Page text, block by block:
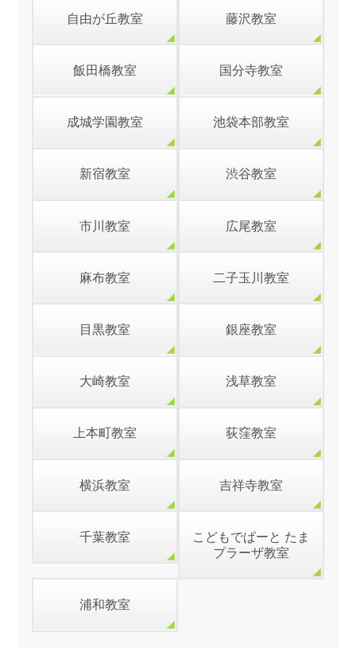
自由が丘教室 藤沢教室
飯田橋教室 国分寺教室
成城学園教室 池袋本部教室
新宿教室 渋谷教室
市川教室 広尾教室
麻布教室 二子玉川教室
目黒教室 銀座教室
大崎教室 浅草教室
上本町教室 荻窪教室
横浜教室 吉祥寺教室
千葉教室
こどもでぱーと たま
プラーザ教室
浦和教室